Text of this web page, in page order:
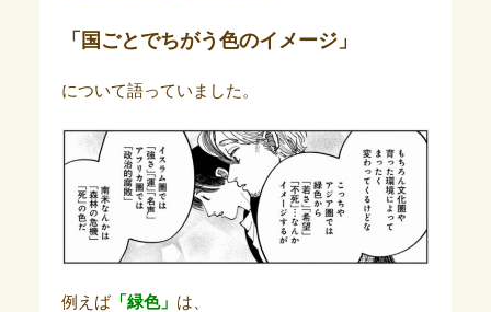
「国ごとでちがう色のイメージ」
について語っていました。
例えば「緑色」 は、